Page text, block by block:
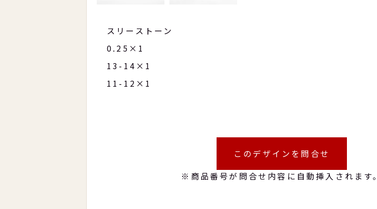
スリーストーン
0.25×1
13-14×1
11-12×1
このデザインを問合せ
※商品番号が問合せ内容に自動挿入されます。